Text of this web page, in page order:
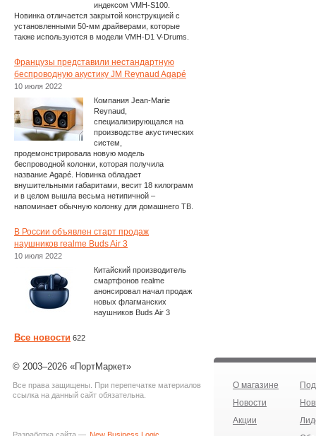
индексом VMH-S100.
Новинка отличается закрытой конструкцией с
установленными 50-мм драйверами, которые
также используются в модели VMH-D1 V-Drums.
Французы представили нестандартную
беспроводную акустику JM Reynaud Agapé
10 июля 2022
Компания Jean-Marie
Reynaud,
специализирующаяся на
производстве акустических
систем,
продемонстрировала новую модель
беспроводной колонки, которая получила
название Agapé. Новинка обладает
внушительными габаритами, весит 18 килограмм
и в целом вышла весьма нетипичной –
напоминает обычную колонку для домашнего ТВ.
В России объявлен старт продаж
наушников realme Buds Air 3
10 июля 2022
Китайский производитель
смартфонов realme
анонсировал начал продаж
новых флагманских
наушников Buds Air 3
Все новости 622
© 2003–2026 «ПортМаркет»
Все права защищены. При перепечатке материалов
ссылка на данный сайт обязательна.
О магазине
Новости
Акции